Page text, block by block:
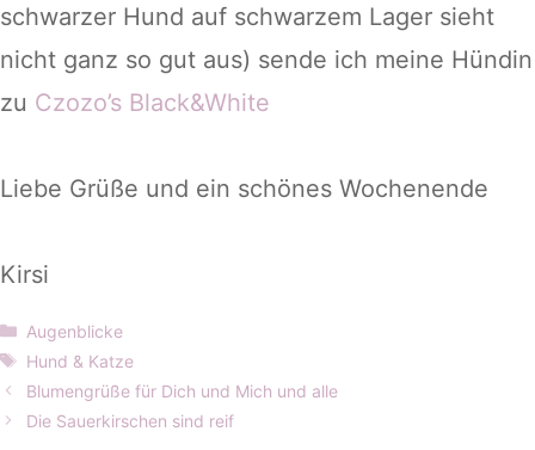
schwarzer Hund auf schwarzem Lager sieht
nicht ganz so gut aus) sende ich meine Hündin
zu Czozo’s Black&White
Liebe Grüße und ein schönes Wochenende
Kirsi
Kategorien
Augenblicke
Schlagwörter
Hund & Katze
Blumengrüße für Dich und Mich und alle
Die Sauerkirschen sind reif